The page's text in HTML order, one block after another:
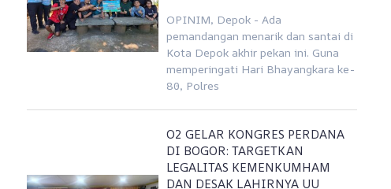
OPINIM, Depok - Ada
pemandangan menarik dan santai di
Kota Depok akhir pekan ini. Guna
memperingati Hari Bhayangkara ke-
80, Polres
O2 GELAR KONGRES PERDANA
DI BOGOR: TARGETKAN
LEGALITAS KEMENKUMHAM
DAN DESAK LAHIRNYA UU